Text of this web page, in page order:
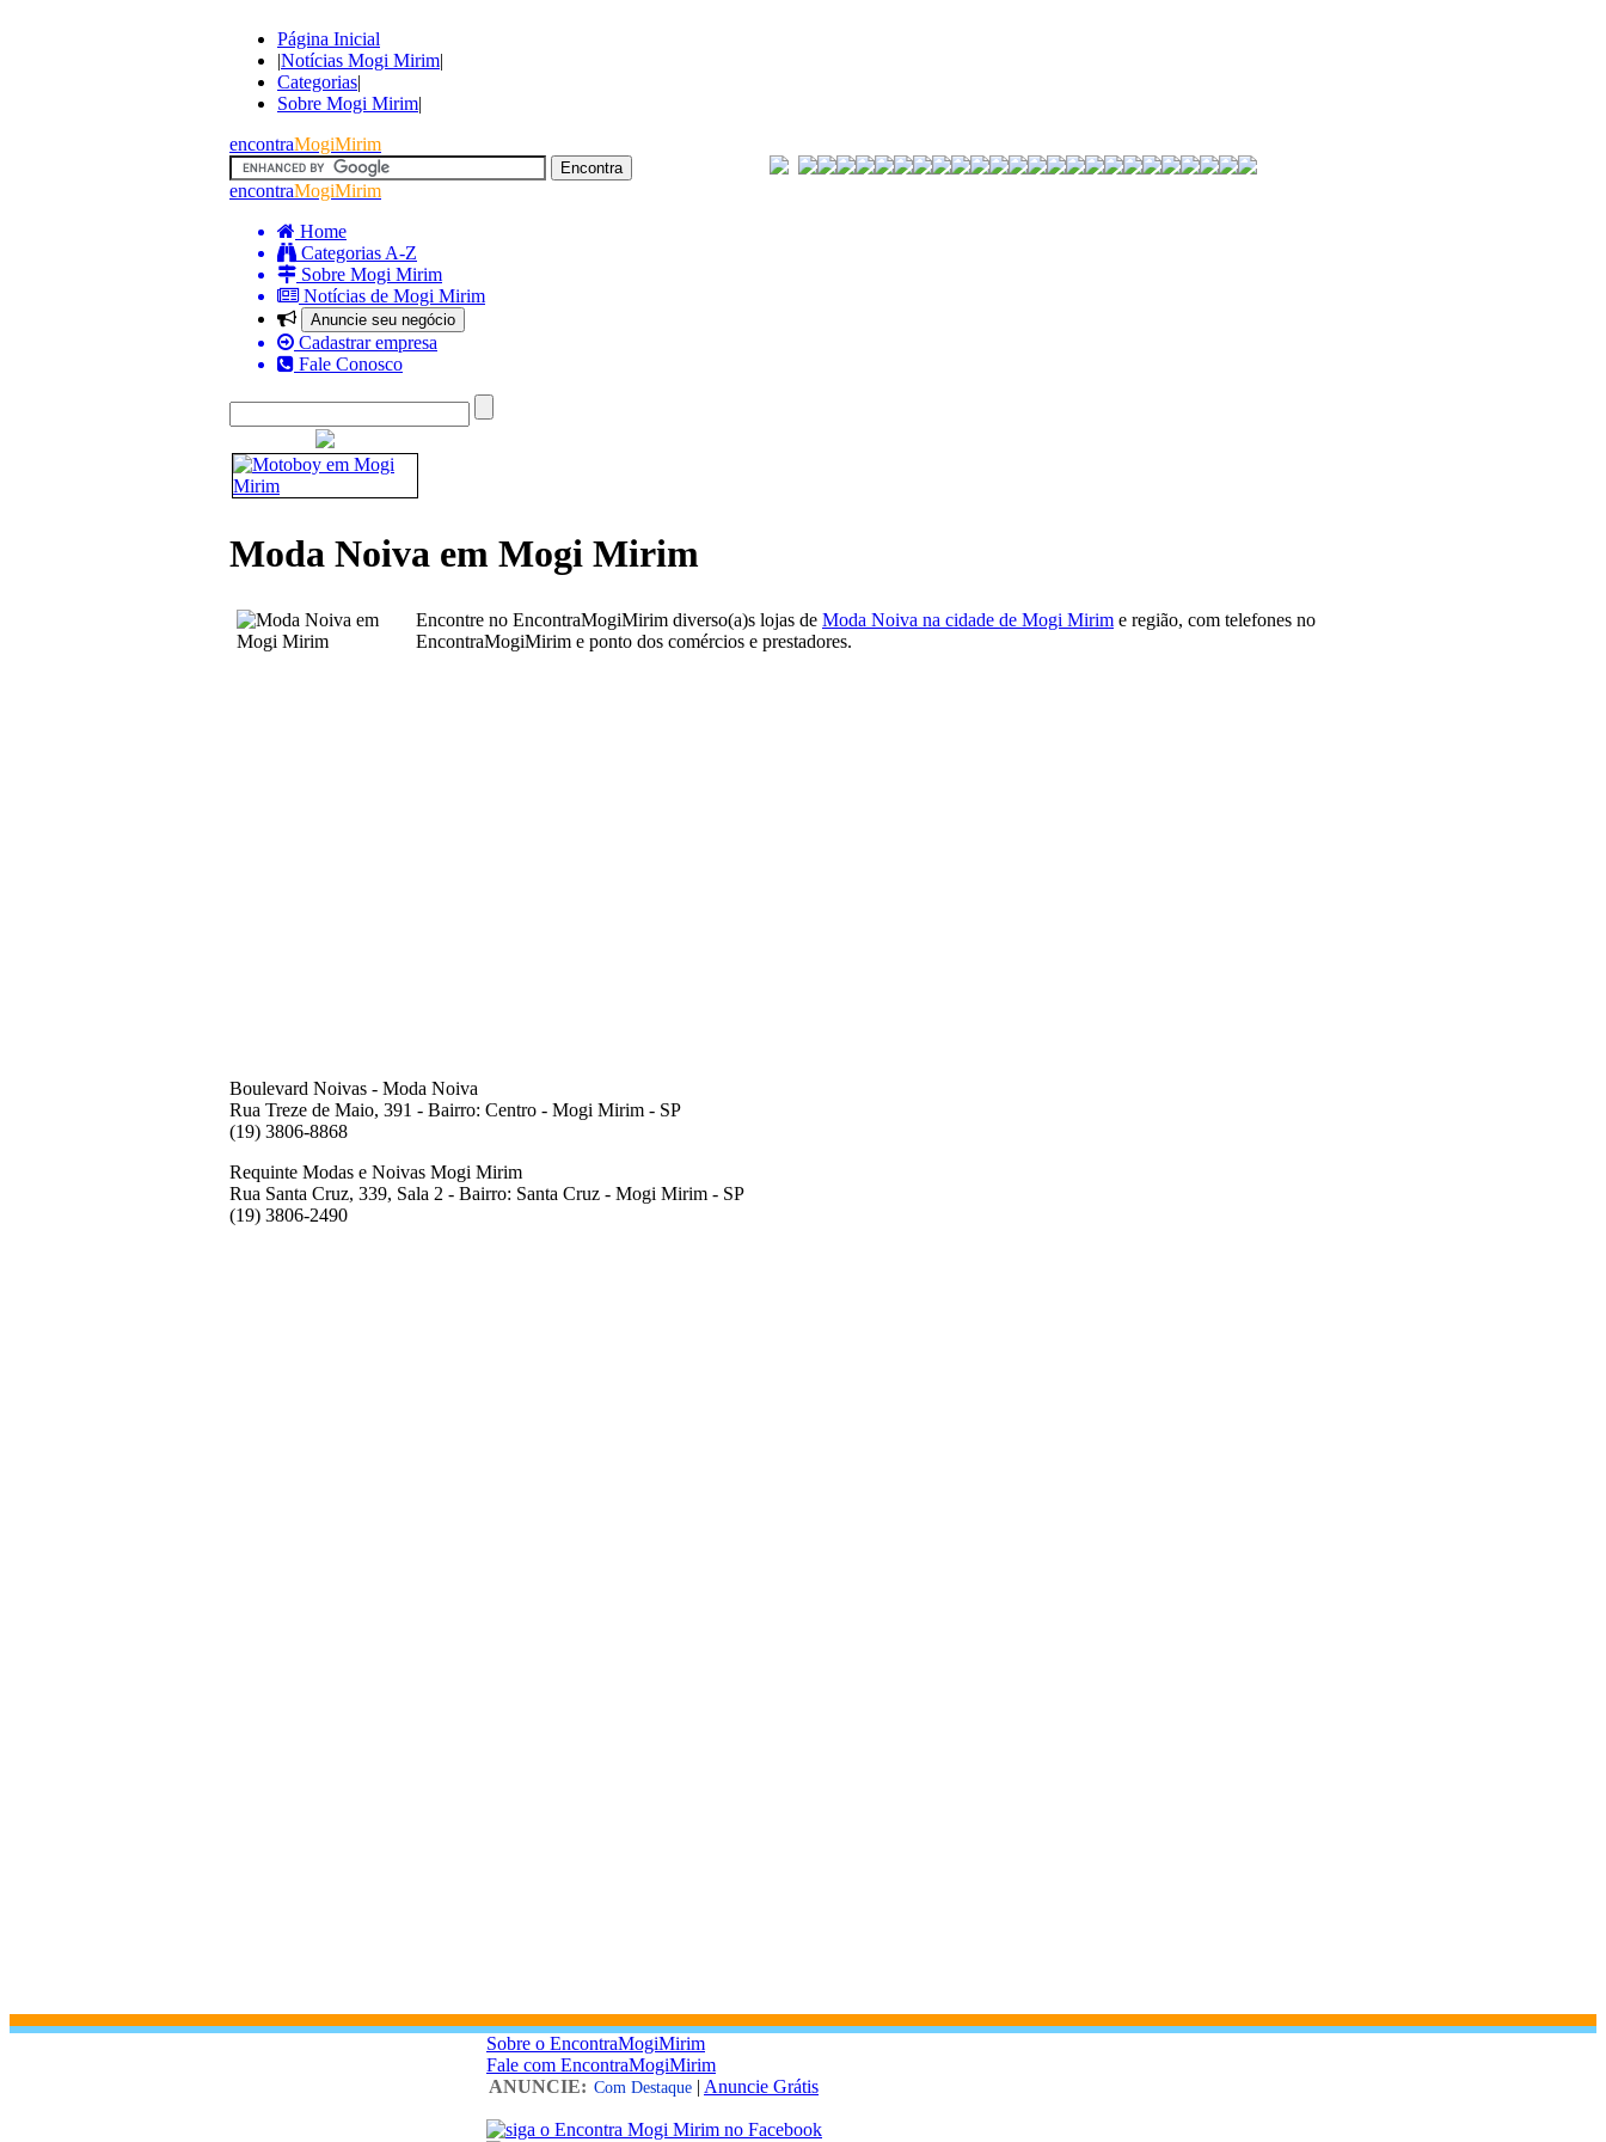
Página Inicial
|Notícias Mogi Mirim|
Categorias|
Sobre Mogi Mirim|
encontraMogiMirim
encontraMogiMirim
Home
Categorias A-Z
Sobre Mogi Mirim
Notícias de Mogi Mirim
Anuncie seu negócio
Cadastrar empresa
Fale Conosco
Moda Noiva em Mogi Mirim
Encontre no EncontraMogiMirim diverso(a)s lojas de Moda Noiva na cidade de Mogi Mirim e região, com telefones no
EncontraMogiMirim e ponto dos comércios e prestadores.
Boulevard Noivas - Moda Noiva
Rua Treze de Maio, 391 - Bairro: Centro - Mogi Mirim - SP
(19) 3806-8868
Requinte Modas e Noivas Mogi Mirim
Rua Santa Cruz, 339, Sala 2 - Bairro: Santa Cruz - Mogi Mirim - SP
(19) 3806-2490
Sobre o EncontraMogiMirim
Fale com EncontraMogiMirim
ANUNCIE: Com Destaque | Anuncie Grátis